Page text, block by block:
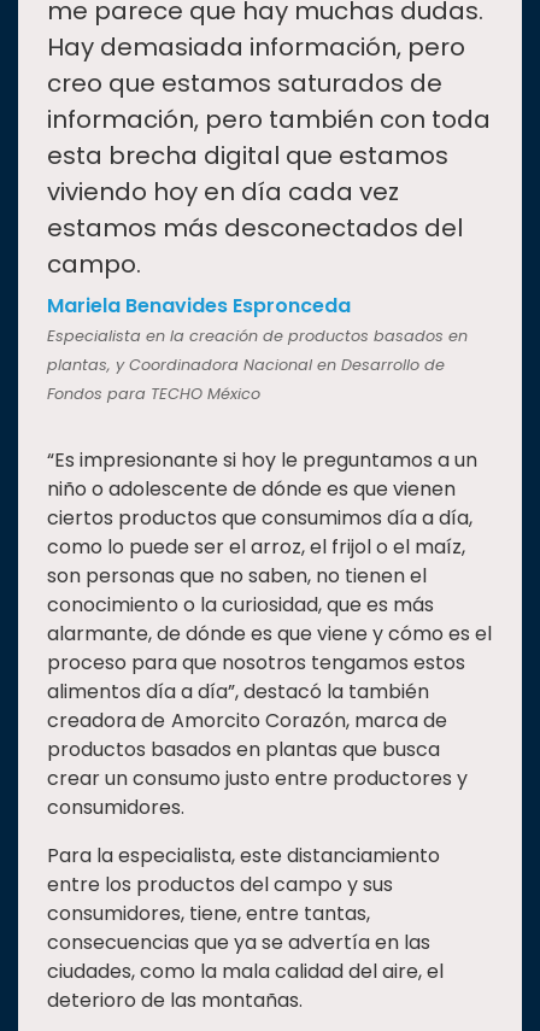
me parece que hay muchas dudas.
Hay demasiada información, pero
creo que estamos saturados de
información, pero también con toda
esta brecha digital que estamos
viviendo hoy en día cada vez
estamos más desconectados del
campo.
Mariela Benavides Espronceda
Especialista en la creación de productos basados en
plantas, y Coordinadora Nacional en Desarrollo de
Fondos para TECHO México
“Es impresionante si hoy le preguntamos a un
niño o adolescente de dónde es que vienen
ciertos productos que consumimos día a día,
como lo puede ser el arroz, el frijol o el maíz,
son personas que no saben, no tienen el
conocimiento o la curiosidad, que es más
alarmante, de dónde es que viene y cómo es el
proceso para que nosotros tengamos estos
alimentos día a día”, destacó la también
creadora de Amorcito Corazón, marca de
productos basados en plantas que busca
crear un consumo justo entre productores y
consumidores.
Para la especialista, este distanciamiento
entre los productos del campo y sus
consumidores, tiene, entre tantas,
consecuencias que ya se advertía en las
ciudades, como la mala calidad del aire, el
deterioro de las montañas.